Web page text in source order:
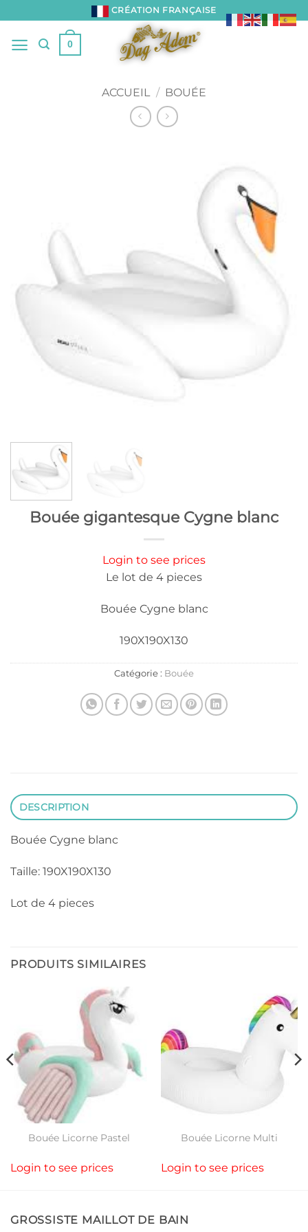
au
contenu
CRÉATION FRANÇAISE
0
ACCUEIL / BOUÉE
Bouée gigantesque Cygne blanc
Login to see prices
Le lot de 4 pieces
Bouée Cygne blanc
190X190X130
Catégorie : Bouée
DESCRIPTION
Bouée Cygne blanc
Taille: 190X190X130
Lot de 4 pieces
PRODUITS SIMILAIRES
Bouée Licorne Pastel
Login to see prices
Bouée Licorne Multi
Login to see prices
GROSSISTE MAILLOT DE BAIN